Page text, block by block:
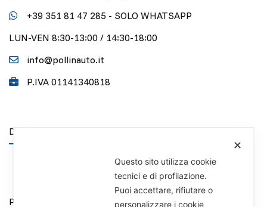
+39 351 81 47 285 - SOLO WHATSAPP
LUN-VEN 8:30-13:00 / 14:30-18:00
info@pollinauto.it
P.IVA 01141340818
DISCLAIMER
Privacy Policy
✕
Questo sito utilizza cookie
tecnici e di profilazione.
Puoi accettare, rifiutare o
personalizzare i cookie